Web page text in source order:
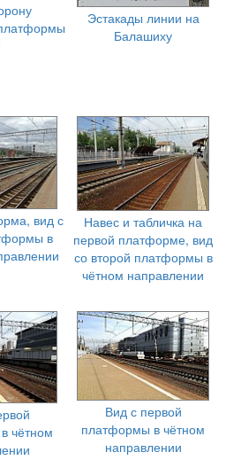
Эстакады линии на
Балашиху
вид с
в
Навес и табличка на
первой платформе, вид
со второй платформы в
чётном направлении
чётном
Вид с первой
платформы в чётном
направлении